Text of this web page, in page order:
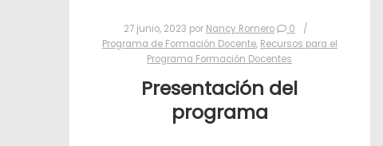
27 junio, 2023 por Nancy Romero
0
Programa de Formación Docente, Recursos para el
Programa Formación Docentes
Presentación del
programa